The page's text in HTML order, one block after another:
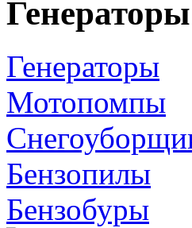
Генераторы
Мотопомпы
Бензопилы
Бензобуры